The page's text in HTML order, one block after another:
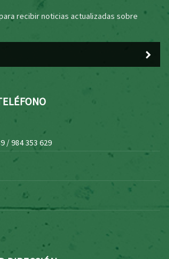
recibir noticias actualizadas sobre
/ 984 353 629